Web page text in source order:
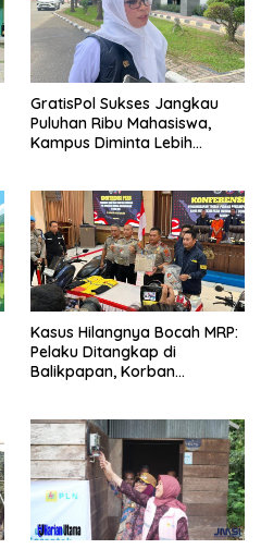
GratisPol Sukses Jangkau
Puluhan Ribu Mahasiswa,
Kampus Diminta Lebih
Kasus Hilangnya Bocah MRP:
Pelaku Ditangkap di
Balikpapan, Korban